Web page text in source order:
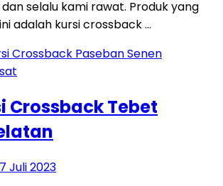
selalu kami rawat. Produk yang
adalah kursi crossback …
Crossback Tebet
7 Juli 2023